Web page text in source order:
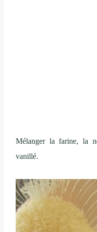
Mélanger la farine, la
vanillé.